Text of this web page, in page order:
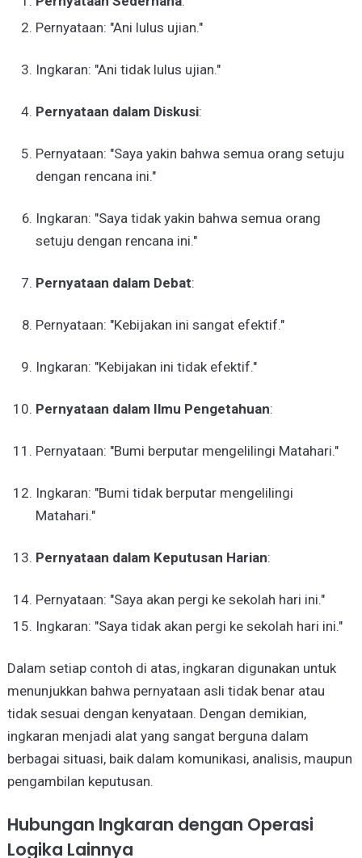
Pernyataan: "Ani lulus ujian."
Ingkaran: "Ani tidak lulus ujian."
Pernyataan dalam Diskusi:
Pernyataan: "Saya yakin bahwa semua orang setuju
dengan rencana ini."
Ingkaran: "Saya tidak yakin bahwa semua orang
setuju dengan rencana ini."
Pernyataan dalam Debat:
Pernyataan: "Kebijakan ini sangat efektif."
Ingkaran: "Kebijakan ini tidak efektif."
Pernyataan dalam Ilmu Pengetahuan:
Pernyataan: "Bumi berputar mengelilingi Matahari."
Ingkaran: "Bumi tidak berputar mengelilingi
Matahari."
Pernyataan dalam Keputusan Harian:
Pernyataan: "Saya akan pergi ke sekolah hari ini."
Ingkaran: "Saya tidak akan pergi ke sekolah hari ini."
Dalam setiap contoh di atas, ingkaran digunakan untuk
menunjukkan bahwa pernyataan asli tidak benar atau
tidak sesuai dengan kenyataan. Dengan demikian,
ingkaran menjadi alat yang sangat berguna dalam
berbagai situasi, baik dalam komunikasi, analisis, maupun
pengambilan keputusan.
Hubungan Ingkaran dengan Operasi
Logika Lainnya